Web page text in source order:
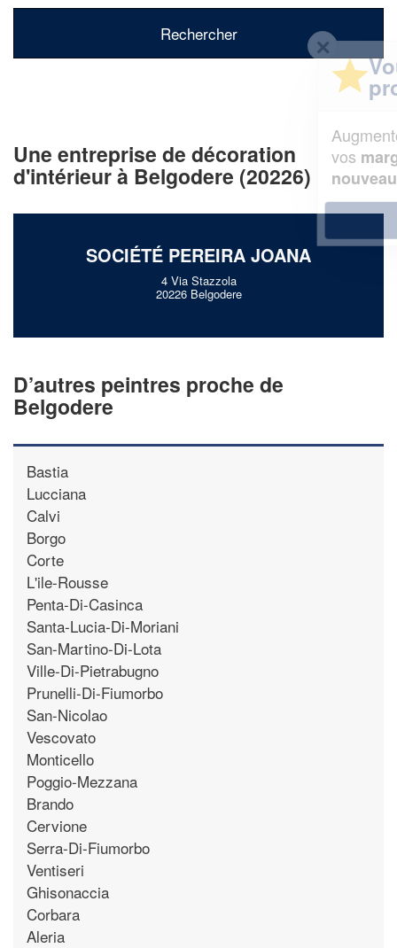
Une entreprise de décoration
d'intérieur à Belgodere (20226)
SOCIÉTÉ PEREIRA JOANA
4 Via Stazzola
20226 Belgodere
D’autres peintres proche de
Belgodere
Bastia
Lucciana
Calvi
Borgo
Corte
L'ile-Rousse
Penta-Di-Casinca
Santa-Lucia-Di-Moriani
San-Martino-Di-Lota
Ville-Di-Pietrabugno
Prunelli-Di-Fiumorbo
San-Nicolao
Vescovato
Monticello
Poggio-Mezzana
Brando
Cervione
Serra-Di-Fiumorbo
Ventiseri
Ghisonaccia
Corbara
Aleria
Vous êtes un
chiffre d'affaireset
vos margestout en gagnant de
nouveaux clients!
En savoir plus